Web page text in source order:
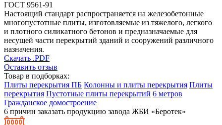
ГОСТ 9561-91
Настоящий стандарт распространяется на железобетонные
многопустотные плиты, изготовляемые из тяжелого, легкого
и плотного силикатного бетонов и предназначаемые для
несущей части перекрытий зданий и сооружений различного
назначения.
Скачать .PDF
Оставить отзыв
Товар в подборках:
Плиты перекрытия ПБ Колонны и плиты перекрытия Плиты
перекрытия Пустотные плиты перекрытий 6 метров
Гражданское домостроение
6 причин заказать продукцию завода ЖБИ «Беротек»